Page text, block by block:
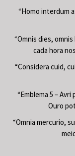
“Homo interdum
“Omnis dies,
cada hora
“Considera cuid,
“Emblema 5 –
Ouro
“Omnia mercurio,